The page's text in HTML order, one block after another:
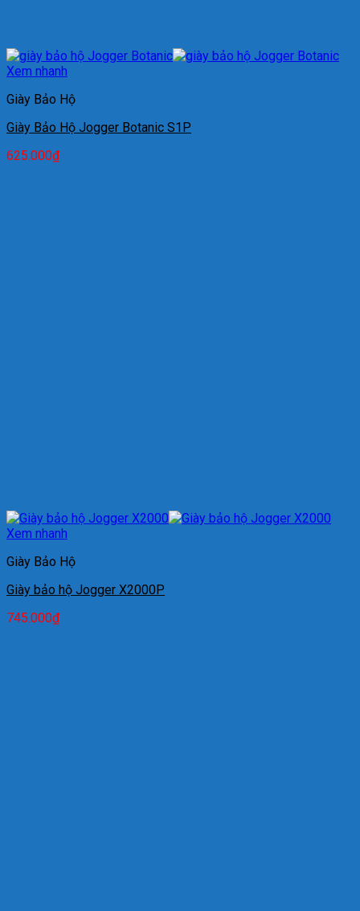
Xem nhanh
Giày Bảo Hộ
Giày Bảo Hộ Jogger Botanic S1P
625.000₫
Xem nhanh
Giày Bảo Hộ
Giày bảo hộ Jogger X2000P
745.000₫